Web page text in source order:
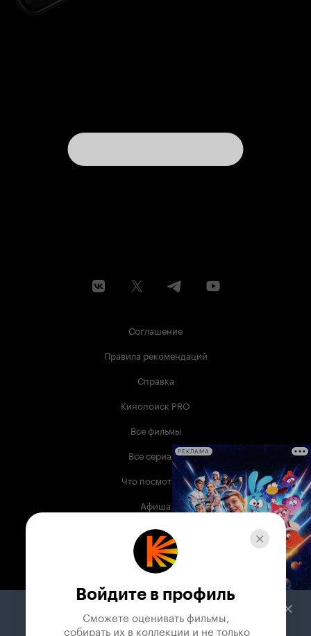
Соглашение
Правила рекомендаций
Справка
Кинопоиск PRO
Все фильмы
Все сериалы
Что посмотреть
Афиша
Музыка
Телепрограмма
Служба поддержки
РЕКЛАМА
Войдите в профиль
Сможете оценивать фильмы,
собирать их в коллекции и не только